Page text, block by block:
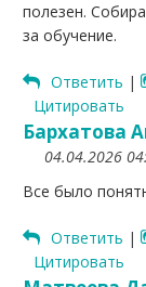
полезен.
за обучение.
Ответить |
Цитировать
Бархатова
04.04.2026
Все было
Ответить |
Цитировать